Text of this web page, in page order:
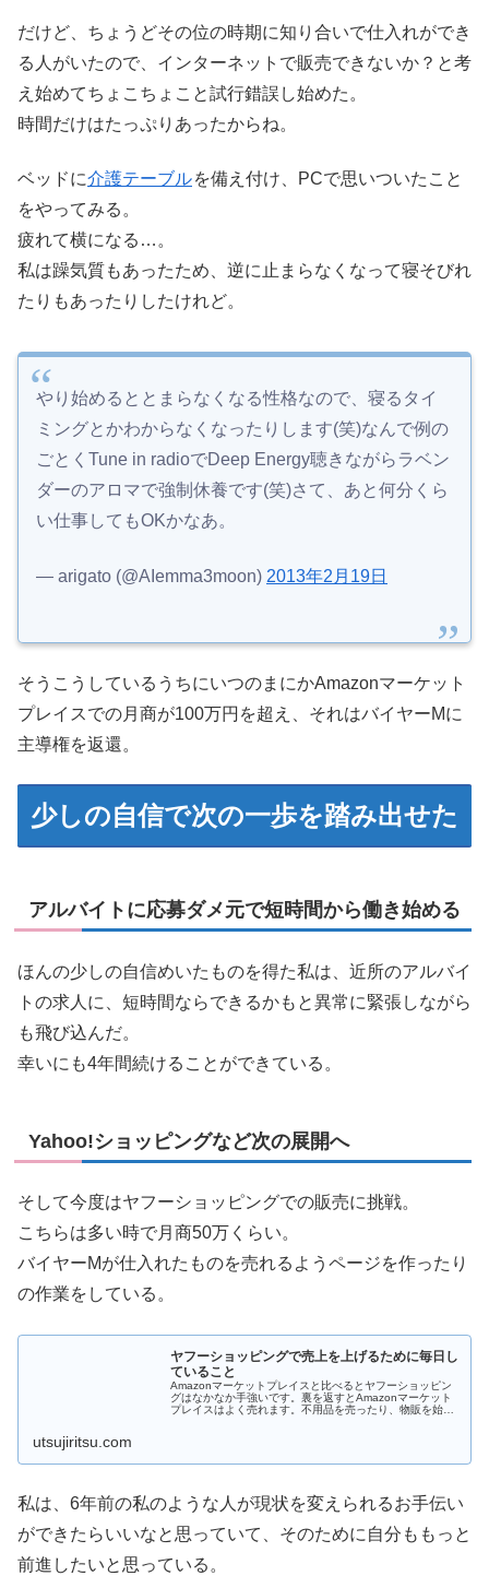
だけど、ちょうどその位の時期に知り合いで仕入れができ
る人がいたので、インターネットで販売できないか？と考
え始めてちょこちょこと試行錯誤し始めた。
時間だけはたっぷりあったからね。
ベッドに介護テーブルを備え付け、PCで思いついたこと
をやってみる。
疲れて横になる…。
私は躁気質もあったため、逆に止まらなくなって寝そびれ
たりもあったりしたけれど。
やり始めるととまらなくなる性格なので、寝るタイ
ミングとかわからなくなったりします(笑)なんで例の
ごとくTune in radioでDeep Energy聴きながらラベン
ダーのアロマで強制休養です(笑)さて、あと何分くら
い仕事してもOKかなあ。
— arigato (@AIemma3moon) 2013年2月19日
そうこうしているうちにいつのまにかAmazonマーケット
プレイスでの月商が100万円を超え、それはバイヤーMに
主導権を返還。
少しの自信で次の一歩を踏み出せた
アルバイトに応募ダメ元で短時間から働き始める
ほんの少しの自信めいたものを得た私は、近所のアルバイ
トの求人に、短時間ならできるかもと異常に緊張しながら
も飛び込んだ。
幸いにも4年間続けることができている。
Yahoo!ショッピングなど次の展開へ
そして今度はヤフーショッピングでの販売に挑戦。
こちらは多い時で月商50万くらい。
バイヤーMが仕入れたものを売れるようページを作ったり
の作業をしている。
ヤフーショッピングで売上を上げるために毎日し
ていること
Amazonマーケットプレイスと比べるとヤフーショッピン
グはなかなか手強いです。裏を返すとAmazonマーケット
プレイスはよく売れます。不用品を売ったり、物販を始め
utsujiritsu.com
私は、6年前の私のような人が現状を変えられるお手伝い
ができたらいいなと思っていて、そのために自分ももっと
前進したいと思っている。